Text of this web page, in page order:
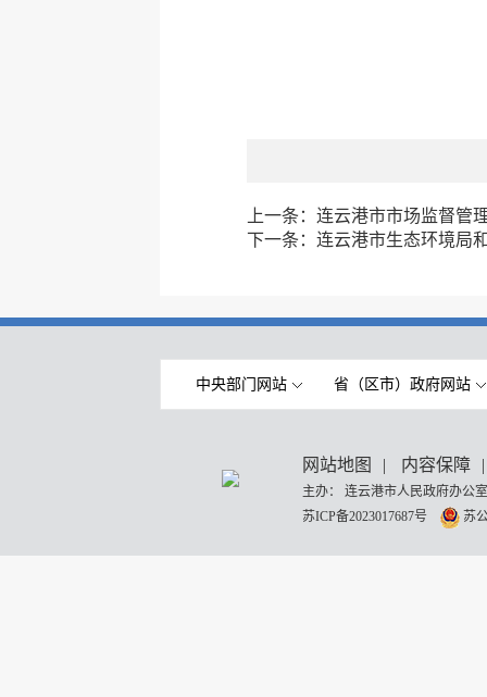
上一条： 连云港市市场监督管
下一条： 连云港市生态环境局
中央部门网站 省（区市）政府网站
网站地图 | 内容保障 |
主办： 连云港市人民政府办
苏ICP备2023017687号
苏